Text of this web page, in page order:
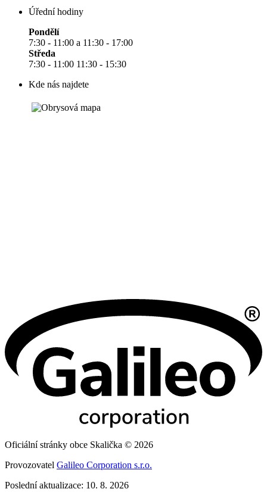
Úřední hodiny
Pondělí
7:30 - 11:00 a 11:30 - 17:00
Středa
7:30 - 11:00 11:30 - 15:30
Kde nás najdete
Oficiální stránky obce Skalička © 2026
Provozovatel Galileo Corporation s.r.o.
Poslední aktualizace: 10. 8. 2026